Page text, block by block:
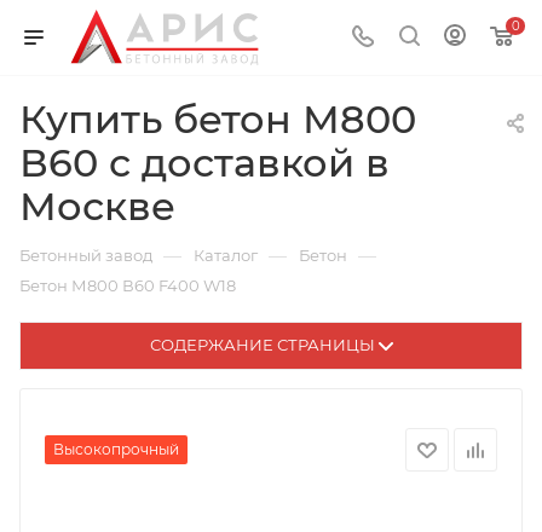
0
Купить бетон М800
В60 с доставкой в
Москве
Бетонный завод — Каталог — Бетон —
Бетон М800 В60 F400 W18
СОДЕРЖАНИЕ СТРАНИЦЫ
Высокопрочный